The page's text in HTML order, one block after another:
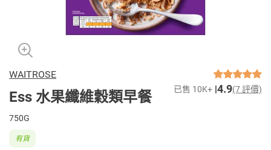
WAITROSE
Ess 水果纖維穀類早餐 已售 10K+ 4.9(7 評價)
750G
有貨